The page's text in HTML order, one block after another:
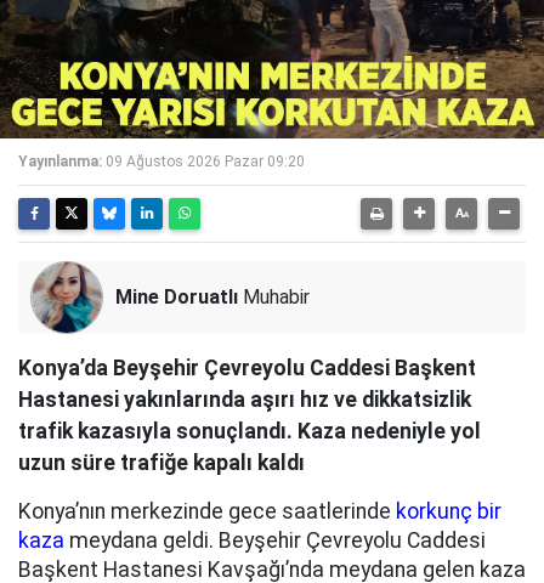
Yayınlanma: 09 Ağustos 2026 Pazar 09:20
Mine Doruatlı Muhabir
Konya’da Beyşehir Çevreyolu Caddesi Başkent
Hastanesi yakınlarında aşırı hız ve dikkatsizlik
trafik kazasıyla sonuçlandı. Kaza nedeniyle yol
uzun süre trafiğe kapalı kaldı
Konya’nın merkezinde gece saatlerinde korkunç bir
kaza meydana geldi. Beyşehir Çevreyolu Caddesi
Başkent Hastanesi Kavşağı’nda meydana gelen kaza